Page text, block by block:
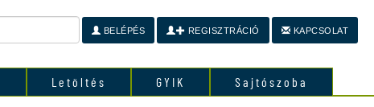
Letöltés GYIK
Sajtószoba
BELÉPÉS REGISZTRÁCIÓ KAPCSOLAT